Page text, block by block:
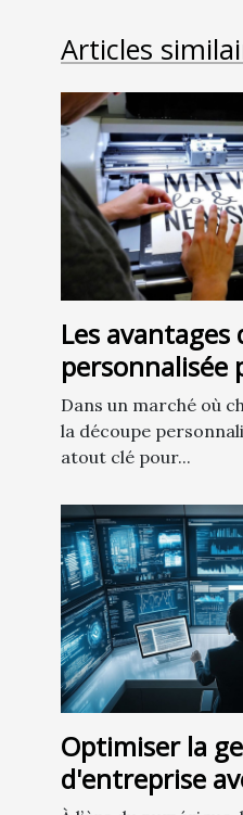
Articles
Les avantages
personnalisée
présentation
Dans un marché où
la découpe
atout clé pour...
Optimiser la
d'entreprise